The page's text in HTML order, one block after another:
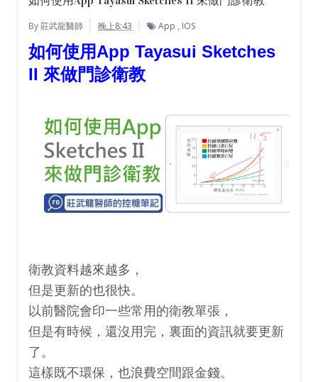
By莊武龍醫師 晚上8:43 App , IOS
如何使用App Tayasui Sketches
II 來做門診衛教
衛教資料越來越多，
但是更新的也很快。
以前醫院會印一些常用的衛教單張，
但是有時候，還沒用完，裏面的資訊就要更新
了。
這樣既不環保，也浪費空間跟金錢。